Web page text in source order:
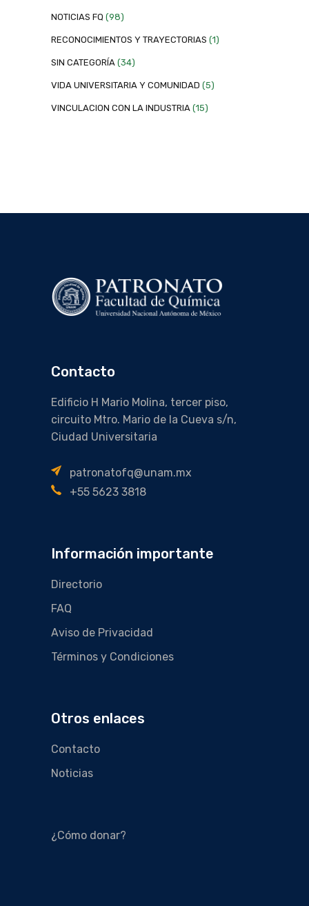
NOTICIAS FQ (98)
RECONOCIMIENTOS Y TRAYECTORIAS (1)
SIN CATEGORÍA (34)
VIDA UNIVERSITARIA Y COMUNIDAD (5)
VINCULACION CON LA INDUSTRIA (15)
Contacto
Edificio H Mario Molina, tercer piso,
circuito Mtro. Mario de la Cueva s/n,
Ciudad Universitaria
patronatofq@unam.mx
+55 5623 3818
Información importante
Directorio
FAQ
Aviso de Privacidad
Términos y Condiciones
Otros enlaces
Contacto
Noticias
¿Cómo donar?